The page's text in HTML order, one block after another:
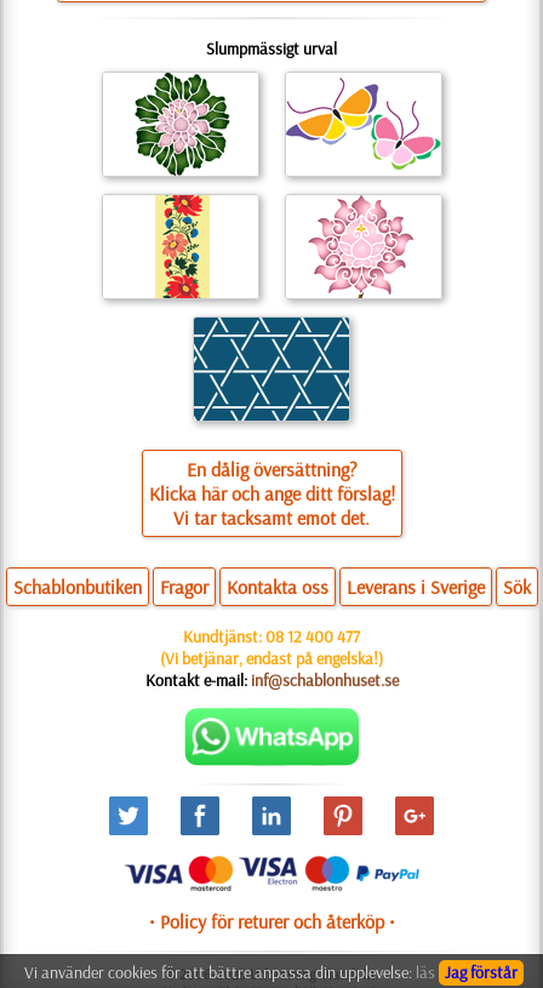
Slumpmässigt urval
En dålig översättning?
Klicka här och ange ditt förslag!
Vi tar tacksamt emot det.
Schablonbutiken Fragor Kontakta oss Leverans i Sverige Sök
Kundtjänst:08 12 400 477
(Vi betjänar, endast på engelska!)
Kontakt e-mail: inf@schablonhuset.se
• Policy för returer och återköp •
© 2006-2025 Utformning: Natali M.
Jag förstår
Vi använder cookies för att bättre anpassa din upplevelse: läs